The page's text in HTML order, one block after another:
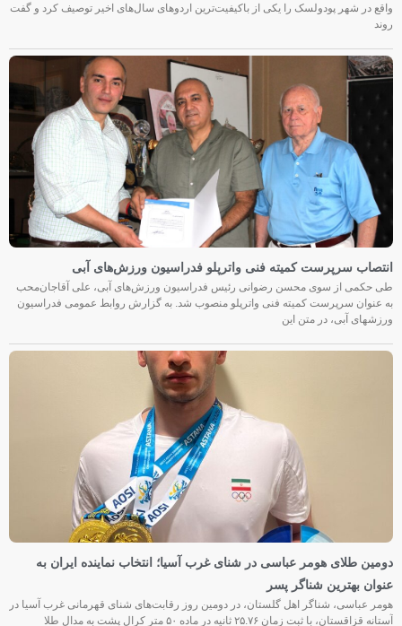
واقع در شهر پودولسک را یکی از باکیفیت‌ترین اردوهای سال‌های اخیر توصیف کرد و گفت
روند
انتصاب سرپرست کمیته فنی واترپلو فدراسیون ورزش‌های آبی
طی حکمی از سوی محسن رضوانی رئیس فدراسیون ورزش‌های آبی، علی آقاجان‌محب
به عنوان سرپرست کمیته فنی واترپلو منصوب شد. به گزارش روابط عمومی فدراسیون
ورزشهای آبی، در متن این
دومین طلای هومر عباسی در شنای غرب آسیا؛ انتخاب نماینده ایران به
عنوان بهترین شناگر پسر
هومر عباسی، شناگر اهل گلستان، در دومین روز رقابت‌های شنای قهرمانی غرب آسیا در
آستانه قزاقستان، با ثبت زمان ۲۵.۷۶ ثانیه در ماده ۵۰ متر کرال پشت به مدال طلا